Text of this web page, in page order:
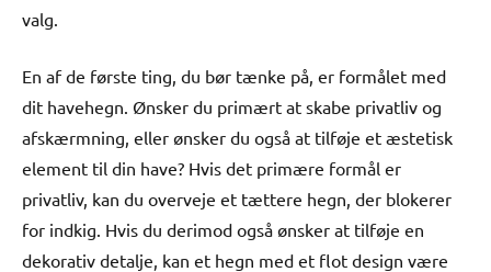
valg.
En af de første ting, du bør tænke på, er formålet med
dit havehegn. Ønsker du primært at skabe privatliv og
afskærmning, eller ønsker du også at tilføje et æstetisk
element til din have? Hvis det primære formål er
privatliv, kan du overveje et tættere hegn, der blokerer
for indkig. Hvis du derimod også ønsker at tilføje en
dekorativ detalje, kan et hegn med et flot design være